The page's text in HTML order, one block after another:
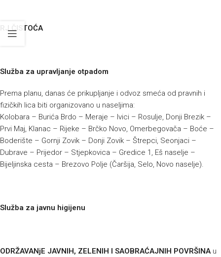
RJ ČISTOĆA
Služba za upravljanje otpadom
Prema planu, danas će prikupljanje i odvoz smeća od pravnih i
fizičkih lica biti organizovano u naseljima:
Kolobara – Burića Brdo – Meraje – Ivici – Rosulje, Donji Brezik –
Prvi Maj, Klanac – Rijeke – Brčko Novo, Omerbegovača – Boće –
Boderište – Gornji Zovik – Donji Zovik – Štrepci, Seonjaci –
Dubrave – Prijedor – Stjepkovica – Gredice 1, Eš naselje –
Bijeljinska cesta – Brezovo Polje (Čaršija, Selo, Novo naselje).
Služba za javnu higijenu
ODRŽAVANjE JAVNIH, ZELENIH I SAOBRAĆAJNIH POVRŠINAu